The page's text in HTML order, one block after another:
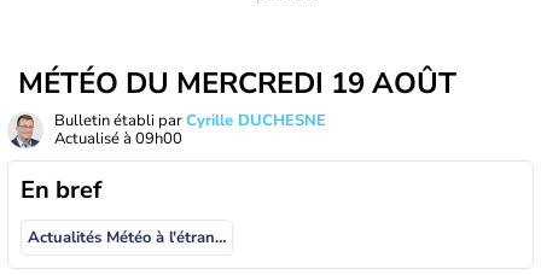
MÉTÉO DU MERCREDI 19 AOÛT
Bulletin établi parCyrille DUCHESNE
Actualisé à 09h00
En bref
Actualités Météo à l'étranger